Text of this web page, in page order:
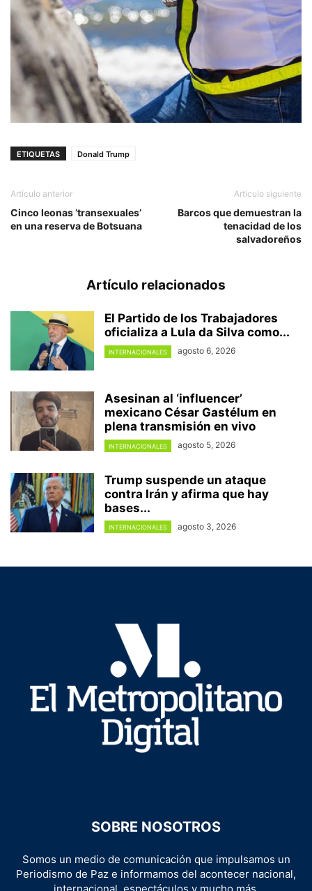
ETIQUETAS Donald Trump
Artículo anterior
Cinco leonas ‘transexuales’
en una reserva de Botsuana
Artículo siguiente
Barcos que demuestran la
tenacidad de los
salvadoreños
Artículo relacionados
El Partido de los Trabajadores
oficializa a Lula da Silva como...
INTERNACIONALES agosto 6, 2026
Asesinan al ‘influencer’
mexicano César Gastélum en
plena transmisión en vivo
INTERNACIONALES agosto 5, 2026
Trump suspende un ataque
contra Irán y afirma que hay
bases...
INTERNACIONALES agosto 3, 2026
SOBRE NOSOTROS
Somos un medio de comunicación que impulsamos un
Periodismo de Paz e informamos del acontecer nacional,